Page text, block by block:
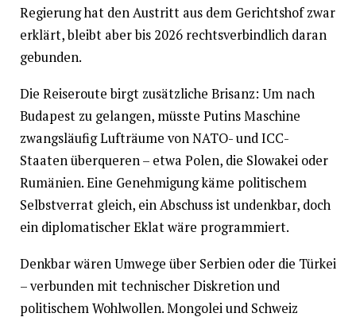
Regierung hat den Austritt aus dem Gerichtshof zwar
erklärt, bleibt aber bis 2026 rechtsverbindlich daran
gebunden.
Die Reiseroute birgt zusätzliche Brisanz: Um nach
Budapest zu gelangen, müsste Putins Maschine
zwangsläufig Lufträume von NATO- und ICC-
Staaten überqueren – etwa Polen, die Slowakei oder
Rumänien. Eine Genehmigung käme politischem
Selbstverrat gleich, ein Abschuss ist undenkbar, doch
ein diplomatischer Eklat wäre programmiert.
Denkbar wären Umwege über Serbien oder die Türkei
– verbunden mit technischer Diskretion und
politischem Wohlwollen. Mongolei und Schweiz